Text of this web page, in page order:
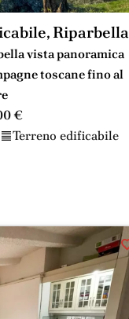
Riparbella
vista panoramica
toscane fino al
€
Terreno edificabile